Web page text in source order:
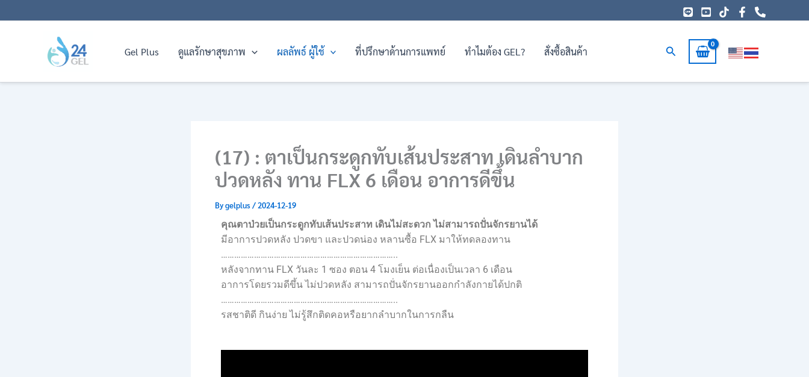
to
Gel Plus
ดูแลรักษาสุขภาพ ผลลัพธ์ ผู้ใช้ ที่ปรึกษาด้านการแพทย์ ทำไมต้อง GEL? สั่งซื้อสินค้า Search
(17) : ตาเป็นกระดูกทับเส้นประสาท เดินลำบาก
ปวดหลัง ทาน FLX 6 เดือน อาการดีขึ้น
Bygelplus/2024-12-19
คุณตาป่วยเป็นกระดูกทับเส้นประสาท เดินไม่สะดวก ไม่สามารถปั่นจักรยานได้
มีอาการปวดหลัง ปวดขา และปวดน่อง หลานซื้อ FLX มาให้ทดลองทาน
……………………………………………………………………..
หลังจากทาน FLX วันละ 1 ซอง ตอน 4 โมงเย็น ต่อเนื่องเป็นเวลา 6 เดือน
อาการโดยรวมดีขึ้น ไม่ปวดหลัง สามารถปั่นจักรยานออกกำลังกายได้ปกติ
……………………………………………………………………..
รสชาติดี กินง่าย ไม่รู้สึกติดคอหรือยากลำบากในการกลืน